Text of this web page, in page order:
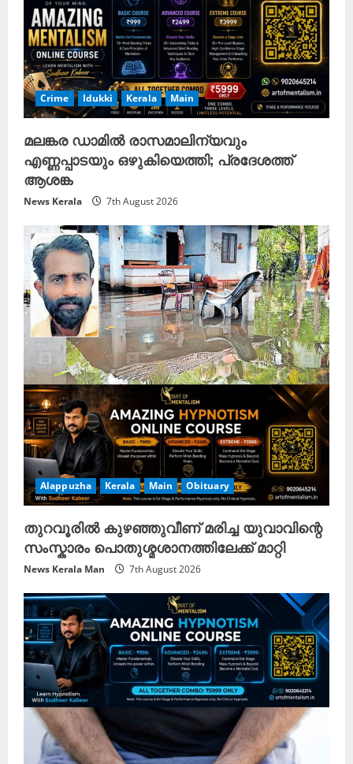
Crime Idukki Kerala Main
മലങ്കര ഡാമിൽ രാസമാലിന്യവും
എണ്ണപ്പാടയും ഒഴുകിയെത്തി; പ്രദേശത്ത്
ആശങ്ക
News Kerala 7th August 2026
Alappuzha Kerala Main Obituary
തുറവൂരിൽ കുഴഞ്ഞുവീണ് മരിച്ച യുവാവിന്റെ
സംസ്കാരം പൊതുശ്മശാനത്തിലേക്ക് മാറ്റി
News Kerala Man 7th August 2026